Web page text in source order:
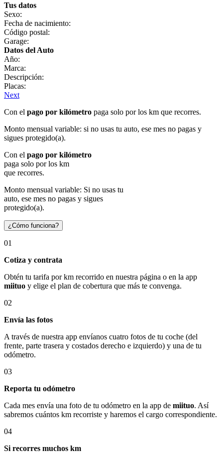
Tus datos
Sexo:
Fecha de nacimiento:
Código postal:
Garage:
Datos del Auto
Año:
Marca:
Descripción:
Placas:
Next
Con el pago por kilómetro paga solo por los km que recorres.
Monto mensual variable: si no usas tu auto, ese mes no pagas y
sigues protegido(a).
Con el pago por kilómetro
paga solo por los km
que recorres.
Monto mensual variable: Si no usas tu
auto, ese mes no pagas y sigues
protegido(a).
¿Cómo funciona?
01
Cotiza y contrata
Obtén tu tarifa por km recorrido en nuestra página o en la app
miituo y elige el plan de cobertura que más te convenga.
02
Envía las fotos
A través de nuestra app envíanos cuatro fotos de tu coche (del
frente, parte trasera y costados derecho e izquierdo) y una de tu
odómetro.
03
Reporta tu odómetro
Cada mes envía una foto de tu odómetro en la app de miituo. Así
sabremos cuántos km recorriste y haremos el cargo correspondiente.
04
Si recorres muchos km